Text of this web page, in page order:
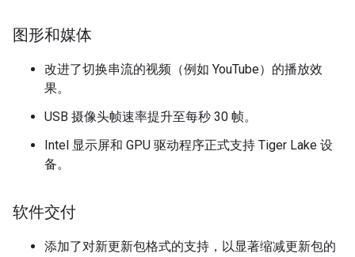
图形和媒体
改进了切换串流的视频（例如 YouTube）的播放效
果。
USB 摄像头帧速率提升至每秒 30 帧。
Intel 显示屏和 GPU 驱动程序正式支持 Tiger Lake 设
备。
软件交付
添加了对新更新包格式的支持，以显著缩减更新包的